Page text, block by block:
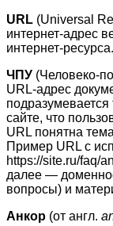
URL (Universal
интернет-адрес
интернет-ресурса.
ЧПУ (Человеко-
URL-адрес
сайте, что
URL понятна
Пример URL с
https://site.ru/faq/
далее —
вопросы) и
Анкор (от англ.